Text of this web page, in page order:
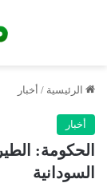
الرئيسية / أخبار
أخبار
الحكومة:
السودانية